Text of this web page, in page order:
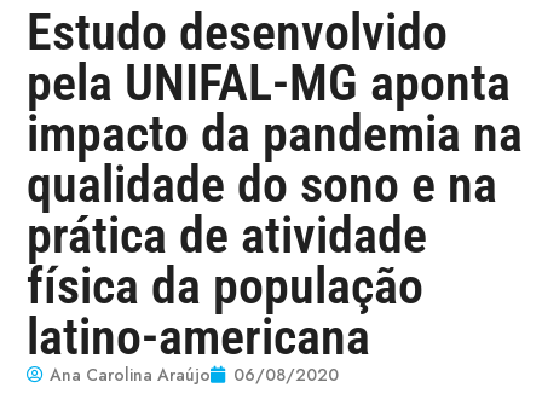
Estudo desenvolvido
pela UNIFAL-MG aponta
impacto da pandemia na
qualidade do sono e na
prática de atividade
física da população
latino-americana
Ana Carolina Araújo 06/08/2020